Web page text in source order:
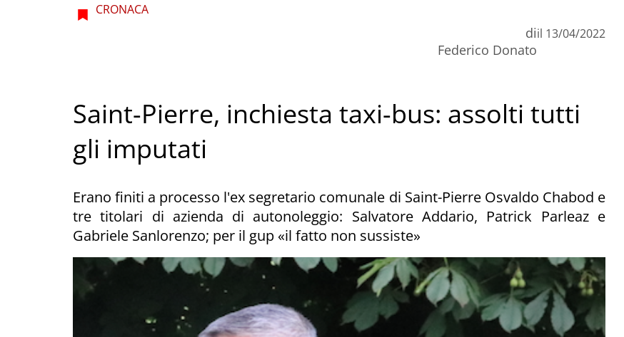
CRONACA
di
Federico Donato
il 13/04/2022
Saint-Pierre, inchiesta taxi-bus: assolti tutti
gli imputati
Erano finiti a processo l'ex segretario comunale di Saint-Pierre Osvaldo Chabod e
tre titolari di azienda di autonoleggio: Salvatore Addario, Patrick Parleaz e
Gabriele Sanlorenzo; per il gup «il fatto non sussiste»